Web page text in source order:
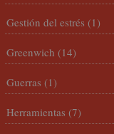
Gestión del estrés (1)
Greenwich (14)
Guerras (1)
Herramientas (7)